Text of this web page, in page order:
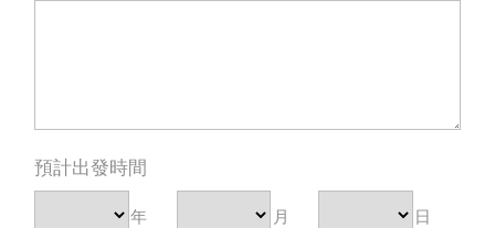
預計出發時間
年 月 日